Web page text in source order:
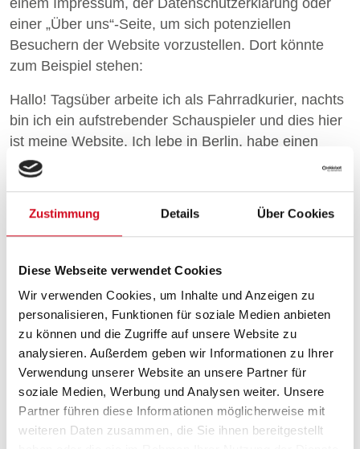
Zustimmung Details Über Cookies
Diese Webseite verwendet Cookies
Wir verwenden Cookies, um Inhalte und Anzeigen zu
personalisieren, Funktionen für soziale Medien anbieten
zu können und die Zugriffe auf unsere Website zu
analysieren. Außerdem geben wir Informationen zu Ihrer
Verwendung unserer Website an unsere Partner für
soziale Medien, Werbung und Analysen weiter. Unsere
Partner führen diese Informationen möglicherweise mit
weiteren Daten zusammen, die Sie ihnen bereitgestellt
einem Impressum, der Datenschutzerklärung oder
einer „Über uns“-Seite, um sich potenziellen
Besuchern der Website vorzustellen. Dort könnte
zum Beispiel stehen:
Hallo! Tagsüber arbeite ich als Fahrradkurier, nachts
bin ich ein aufstrebender Schauspieler und dies hier
ist meine Website. Ich lebe in Berlin, habe einen
großen Hund namens Jack, mag Piña Coladas,
jedoch weniger (ohne Schirm) im Regen stehen
… oder so etwas wie:
Das Unternehmen XYZ wurde 1971 gegründet und
versorgt die Öffentlichkeit seither mit qualitativ
hochwertigen Produkten. An seinem Standort in
einer kleinen Großstadt beschäftigt der Betrieb über
2.000 Menschen und unterstützt die Stadtbewohner
in vielfacher Hinsicht.
Als neuer WordPress-Benutzer solltest dudein
Dashboardaufrufen, um diese Seite zu löschen und